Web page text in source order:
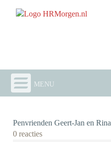
menu
Penvrienden Geert-Jan en Rina
0 reacties